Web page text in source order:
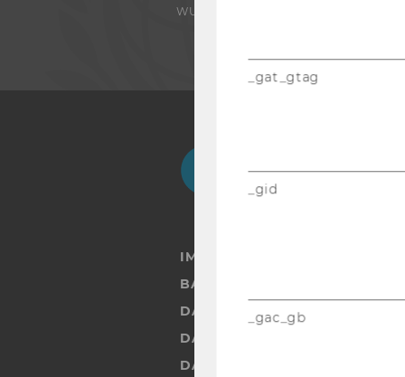
WU FOUNDATION
IMPRESSUM
DATENSCHUTZERKLÄRUNG
DATENSCHUTZERKLÄRUNG
DATENSCHUTZERKLÄRUNG
_gat_gtag
_gid
_gac_gb